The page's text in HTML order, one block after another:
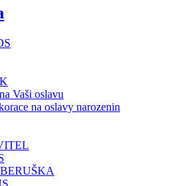
Vaši oslavu
na oslavy narozenin